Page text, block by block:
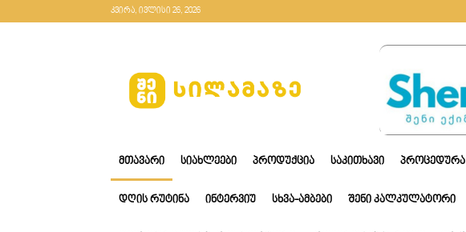
კვირა, ივლისი 26, 2026
ᲛᲗᲐᲕᲐᲠᲘ ᲡᲘᲐᲮᲚᲔᲔᲑᲘ ᲞᲠᲝᲓᲣᲥᲪᲘᲐ ᲡᲐᲙᲘᲗᲮᲐᲕᲘ ᲞᲠᲝᲪᲔᲓᲣᲠᲐ
ᲓᲦᲘᲡ ᲠᲣᲢᲘᲜᲐ ᲘᲜᲢᲔᲠᲕᲘᲣ ᲡᲮᲕᲐ-ᲐᲛᲑᲔᲑᲘ ᲨᲔᲜᲘ ᲙᲐᲚᲙᲣᲚᲐᲢᲝᲠᲘ